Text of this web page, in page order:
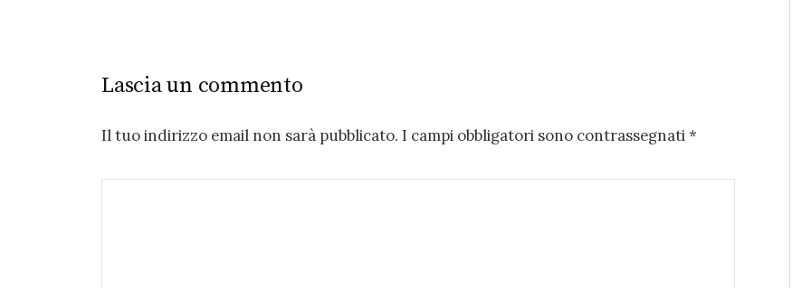
Lascia un commento
Il tuo indirizzo email non sarà pubblicato. I campi obbligatori sono contrassegnati*